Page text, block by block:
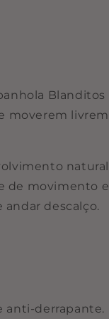
Blanditos
moverem
de movimento
andar descalço.
anti-derrapante.